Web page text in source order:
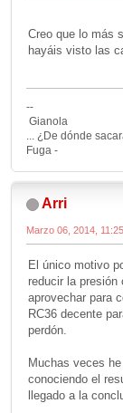
Creo que lo más
hayáis visto las
--
Gianola
... ¿De dónde
Fuga -
Arri
Marzo 06, 2014,
El único motivo
reducir la presión
aprovechar para
RC36 decente
perdón.
Muchas veces
conociendo el
llegado a la